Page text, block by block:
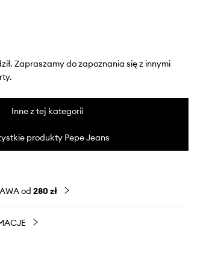
Zapraszamy do zapoznania się z innymi
Inne z tej kategorii
produkty Pepe Jeans
od 280 zł